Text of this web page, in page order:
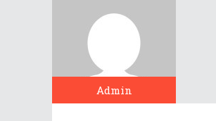
Admin